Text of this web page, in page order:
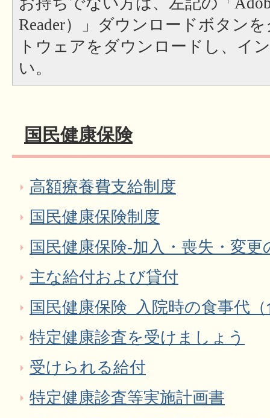
Reader）」ダウンロードボタン
トウェアをダウンロードし、イ
い。
国民健康保険
高額療養費支給制度
国民健康保険制度
国民健康保険-加入・喪失・変更
主な給付および貸付
国民健康保険_入院時の食事代
特定健康診査を受けましょう
受けられる給付
特定健康診査等実施計画書